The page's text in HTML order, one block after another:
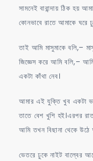
সামনেই বারান্দায় ঠিক হয়
কোনভাবে রাতে আমাকে ঘরে
তাই আমি মাসুমাকে বলি,–
জিজ্ঞেস করে আমি বলি,– আমি
একটা কাঁথা নেব।
আমার এই যুক্তি খুব একটা
তাতে বেশ খুশি হই।এরপর
আমি তখন বিছানা থেকে
ভেতরে ঢুকে নাইট বাল্বের